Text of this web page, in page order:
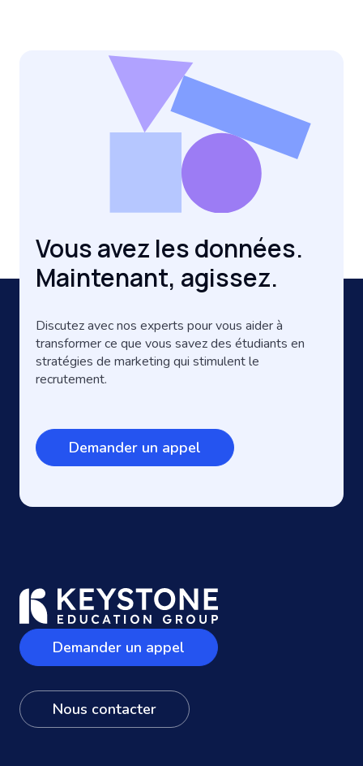
Vous avez les données.
Maintenant, agissez.
Discutez avec nos experts pour vous aider à
transformer ce que vous savez des étudiants en
stratégies de marketing qui stimulent le
recrutement.
Demander un appel
Demander un appel
Nous contacter